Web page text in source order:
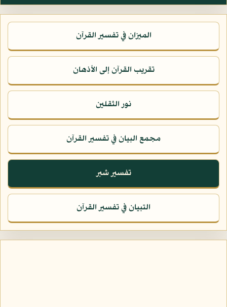
الميزان في تفسير القرآن
تقريب القرآن إلى الأذهان
نور الثقلين
مجمع البيان في تفسير القرآن
تفسير شبر
التبيان في تفسير القرآن